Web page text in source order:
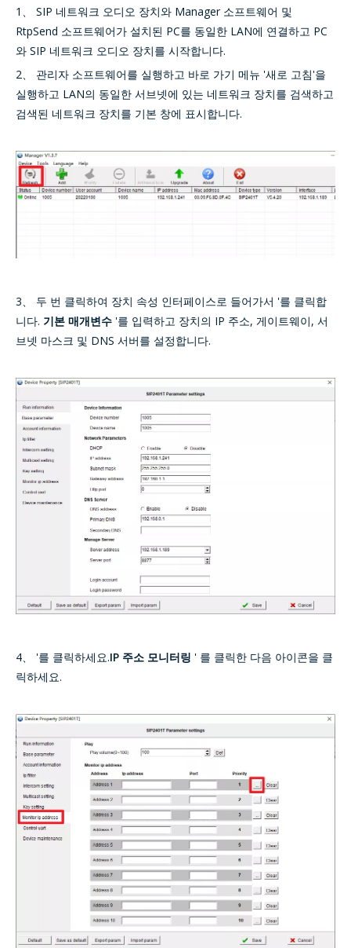
1、 SIP 네트워크 오디오 장치와 Manager 소프트웨어 및
RtpSend 소프트웨어가 설치된 PC를 동일한 LAN에 연결하고 PC
와 SIP 네트워크 오디오 장치를 시작합니다.
2、 관리자 소프트웨어를 실행하고 바로 가기 메뉴 '새로 고침'을
실행하고 LAN의 동일한 서브넷에 있는 네트워크 장치를 검색하고
검색된 네트워크 장치를 기본 창에 표시합니다.
3、 두 번 클릭하여 장치 속성 인터페이스로 들어가서 '를 클릭합
니다. 기본 매개변수 '를 입력하고 장치의 IP 주소, 게이트웨이, 서
브넷 마스크 및 DNS 서버를 설정합니다.
4、 '를 클릭하세요.IP 주소 모니터링 ' 를 클릭한 다음 아이콘을 클
릭하세요.